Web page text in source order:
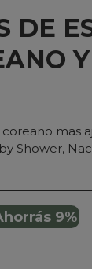
DE
mas
Shower,
9%